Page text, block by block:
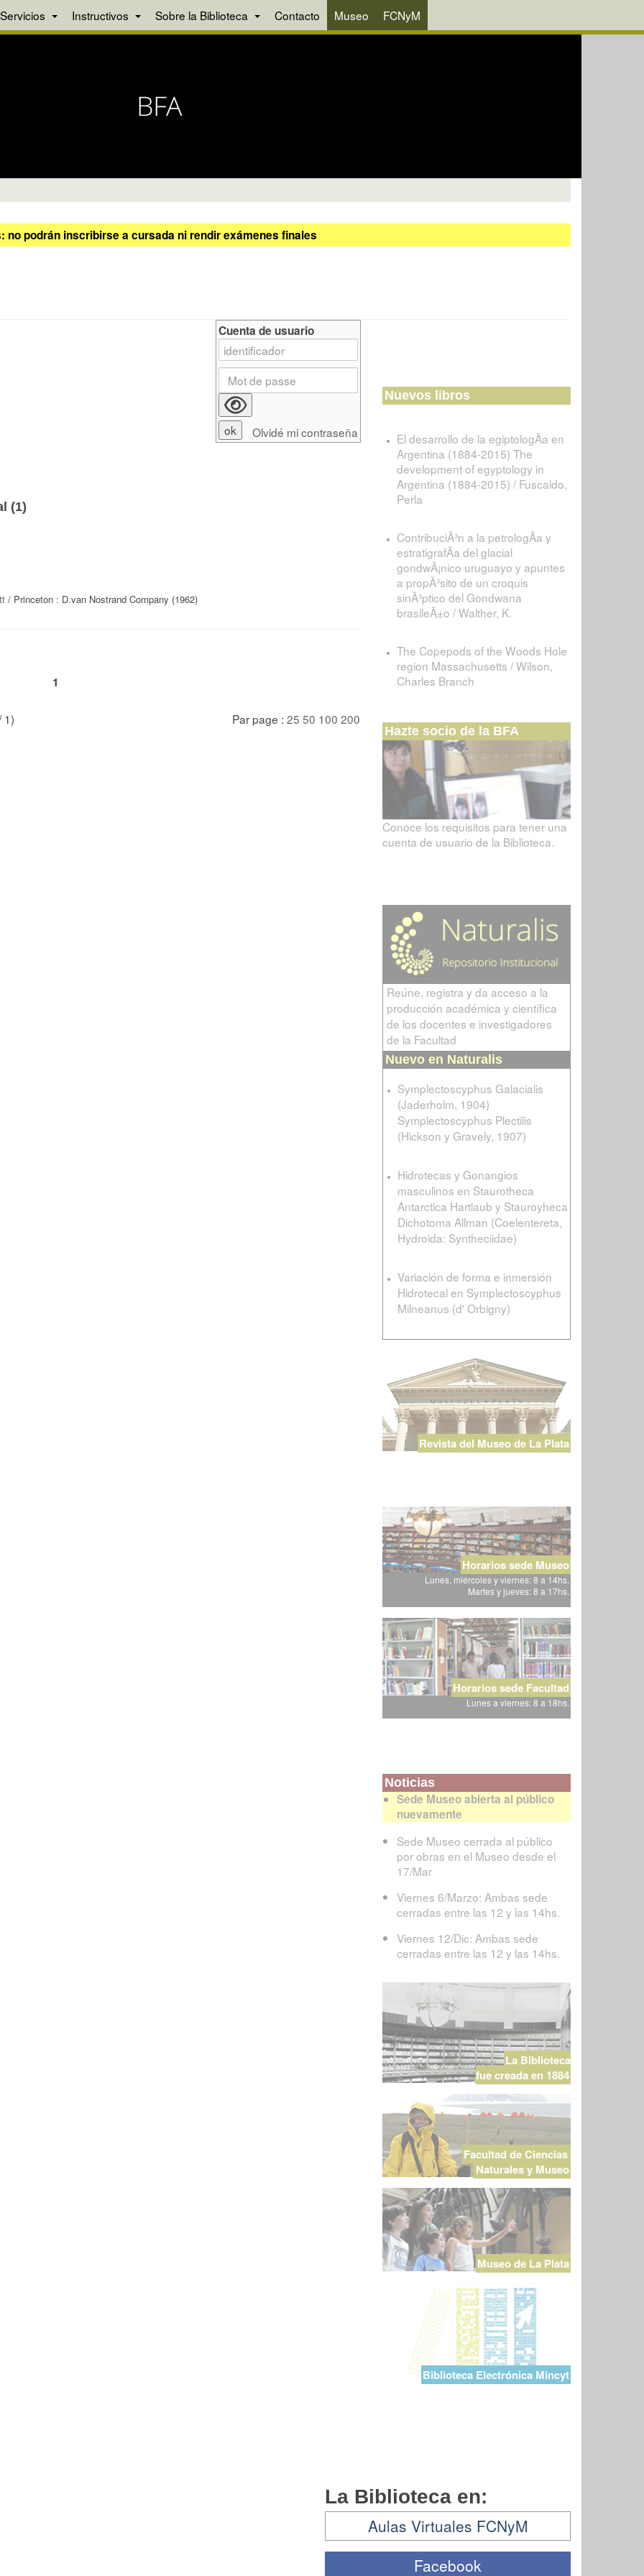
Servicios Instructivos Sobre la Biblioteca Contacto Museo FCNyM
podrán inscribirse a cursada ni rendir exámenes finales
(1)
/ Princeton : D.van Nostrand Company (1962)
1
1) Par page : 25 50 100 200
Cuenta de usuario
Olvidé mi contraseña
Nuevos libros
El desarrollo de la egiptologÃ­a en
Argentina (1884-2015) The
development of egyptology in
Argentina (1884-2015) / Fuscaldo,
Perla
ContribuciÃ³n a la petrologÃ­a y
estratigrafÃ­a del glacial
gondwÃ¡nico uruguayo y apuntes
a propÃ³sito de un croquis
sinÃ³ptico del Gondwana
brasileÃ±o / Walther, K.
The Copepods of the Woods Hole
region Massachusetts / Wilson,
Charles Branch
Hazte socio de la BFA
Conoce los requisitos para tener una
cuenta de usuario de la Biblioteca.
Reúne, registra y da acceso a la
producción académica y científica
de los docentes e investigadores
de la Facultad
Nuevo en Naturalis
Symplectoscyphus Galacialis
(Jaderholm, 1904)
Symplectoscyphus Plectilis
(Hickson y Gravely, 1907)
Hidrotecas y Gonangios
masculinos en Staurotheca
Antarctica Hartlaub y Stauroyheca
Dichotoma Allman (Coelentereta,
Hydroida: Syntheciidae)
Variación de forma e inmersión
Hidrotecal en Symplectoscyphus
Milneanus (d' Orbigny)
Revista del Museo de La Plata
Horarios sede Museo
Lunes, miércoles y viernes: 8 a 14hs.
Martes y jueves: 8 a 17hs.
Horarios sede Facultad
Lunes a viernes: 8 a 18hs.
Noticias
Sede Museo abierta al público
nuevamente
Sede Museo cerrada al público
por obras en el Museo desde el
17/Mar
Viernes 6/Marzo: Ambas sede
cerradas entre las 12 y las 14hs.
Viernes 12/Dic: Ambas sede
cerradas entre las 12 y las 14hs.
La Biblioteca
fue creada en 1884
Facultad de Ciencias
Naturales y Museo
Museo de La Plata
Biblioteca Electrónica Mincyt
La Biblioteca en:
Aulas Virtuales FCNyM
Facebook